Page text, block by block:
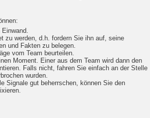
zu werden, d.h. fordern Sie ihn auf, seine
und Fakten zu belegen.
vom Team beurteilen.
Moment. Einer aus dem Team wird dann den
Falls nicht, fahren Sie einfach an der Stelle
wurden.
Signale gut beherrschen, können Sie den